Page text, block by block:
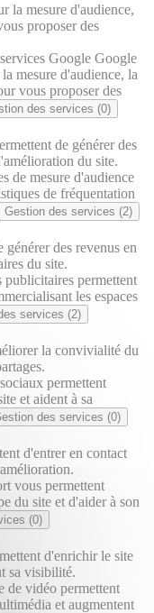
la mesure d'audience,
proposer des
Google Google
mesure d'audience, la
vous proposer des
des services (0)
de générer des
du site.
de mesure d'audience
de fréquentation
Gestion des services (2)
des revenus en
du site.
publicitaires permettent
les espaces
services (2)
la convivialité du
permettent
et aident à sa
des services (0)
d'entrer en contact
vous permettent
du site et d'aider à son
(0)
d'enrichir le site
sa visibilité.
de vidéo permettent
et augmentent